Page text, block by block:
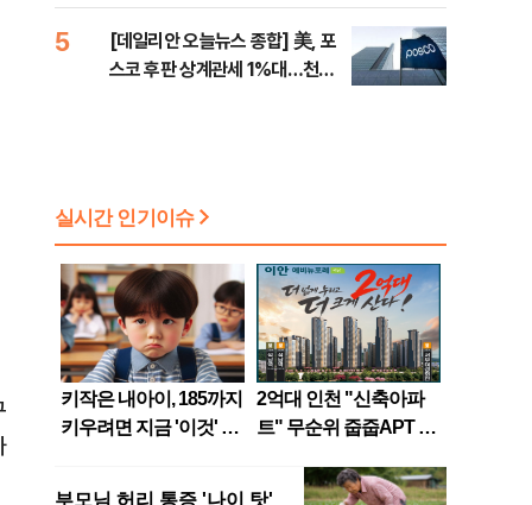
5
[데일리안 오늘뉴스 종합] 美, 포
스코 후판 상계관세 1%대…천하